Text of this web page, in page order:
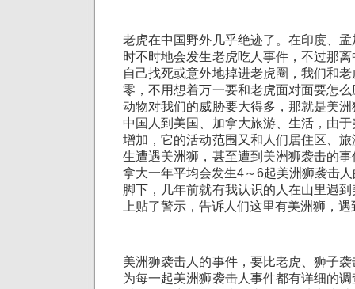
老虎在中国野外几乎绝迹了。在印度、
时不时地会发生老虎吃人事件，不过那
自己找死或意外地掉进老虎圈，我们和
零，不用想着万一要和老虎面对面要怎
动物对我们的威胁要大得多，那就是美
中国人到美国、加拿大旅游、生活，由
增加，它的活动范围又和人们居住区、
生遭遇美洲狮，甚至遭到美洲狮袭击的
拿大一年平均会发生4～6起美洲狮袭击
脚下，几年前就有我认识的人在山里遇
上贴了警示，告诉人们这里有美洲狮，
美洲狮袭击人的事件，要比老虎、狮子
为每一起美洲狮袭击人事件都有详细的